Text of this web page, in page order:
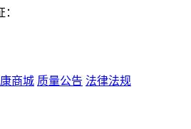
商城 质量公告 法律法规